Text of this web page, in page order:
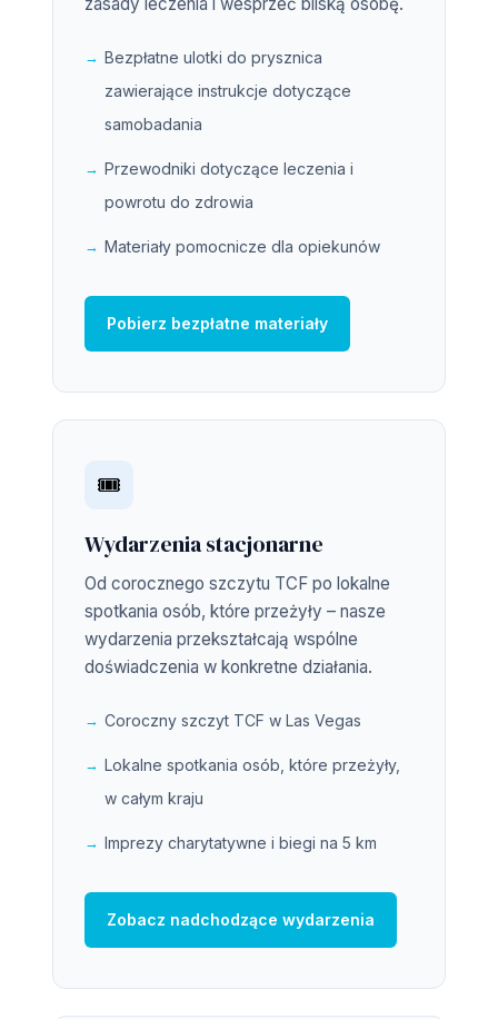
Bezpłatne ulotki do prysznica
zawierające instrukcje dotyczące
samobadania
Przewodniki dotyczące leczenia i
powrotu do zdrowia
Materiały pomocnicze dla opiekunów
Pobierz bezpłatne materiały
🎟️
Wydarzenia stacjonarne
Od corocznego szczytu TCF po lokalne
spotkania osób, które przeżyły – nasze
wydarzenia przekształcają wspólne
doświadczenia w konkretne działania.
Coroczny szczyt TCF w Las Vegas
Lokalne spotkania osób, które przeżyły,
w całym kraju
Imprezy charytatywne i biegi na 5 km
Zobacz nadchodzące wydarzenia